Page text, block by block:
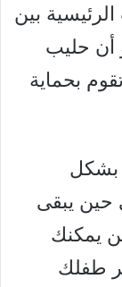
بين
أن حليب
بحماية
بشكل
حين يبقى
يمكنك
طفلك